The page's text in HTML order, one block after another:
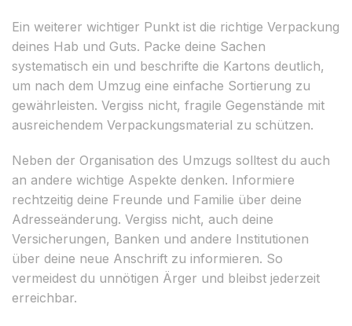
Ein weiterer wichtiger Punkt ist die richtige Verpackung
deines Hab und Guts. Packe deine Sachen
systematisch ein und beschrifte die Kartons deutlich,
um nach dem Umzug eine einfache Sortierung zu
gewährleisten. Vergiss nicht, fragile Gegenstände mit
ausreichendem Verpackungsmaterial zu schützen.
Neben der Organisation des Umzugs solltest du auch
an andere wichtige Aspekte denken. Informiere
rechtzeitig deine Freunde und Familie über deine
Adresseänderung. Vergiss nicht, auch deine
Versicherungen, Banken und andere Institutionen
über deine neue Anschrift zu informieren. So
vermeidest du unnötigen Ärger und bleibst jederzeit
erreichbar.